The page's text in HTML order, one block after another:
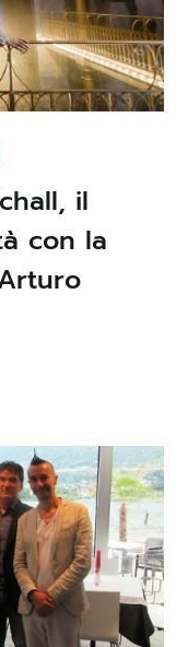
il
con la